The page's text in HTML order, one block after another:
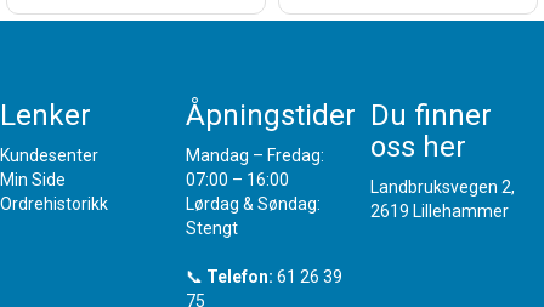
Lenker
Kundesenter
Min Side
Ordrehistorikk
Åpningstider
Mandag – Fredag:
07:00 – 16:00
Lørdag & Søndag:
Stengt
📞 Telefon: 61 26 39
75
Du finner
oss her
Landbruksvegen 2,
2619 Lillehammer